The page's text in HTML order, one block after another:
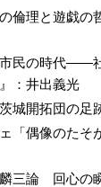
倫理と遊戯
民の時代——
：井出義光
城開拓団の足
「偶像のたそ
三論 回心の